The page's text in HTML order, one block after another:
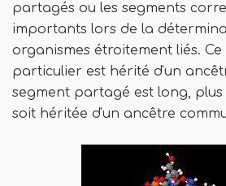
partagés ou les segments
importants lors de la
organismes étroitement liés. Ce
particulier est hérité d'un
segment partagé est long,
soit héritée d'un ancêtre